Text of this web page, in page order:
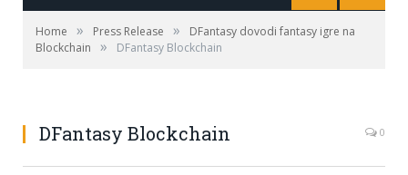
Home » Press Release »
DFantasy dovodi fantasy igre na
Blockchain
» DFantasy Blockchain
DFantasy Blockchain 0